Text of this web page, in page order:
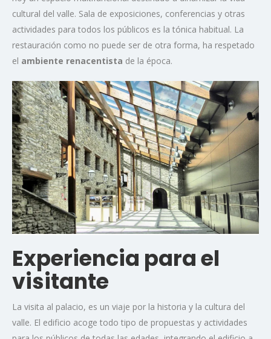
cultural del valle. Sala de exposiciones, conferencias y otras
actividades para todos los públicos es la tónica habitual. La
restauración como no puede ser de otra forma, ha respetado
el ambiente renacentista de la época.
Experiencia para el
visitante
La visita al palacio, es un viaje por la historia y la cultura del
valle. El edificio acoge todo tipo de propuestas y actividades